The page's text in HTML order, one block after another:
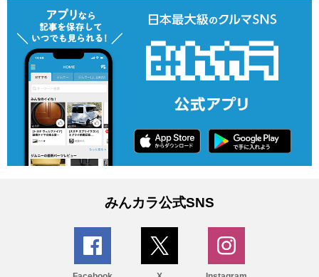
みんカラ公式SNS